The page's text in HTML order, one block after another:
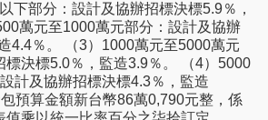
下部分：設計及協辦招標決標5.9％，
萬元至1000萬元部分：設計及協辦
4.4％。 （3）1000萬元至5000萬元
標決標5.0％，監造3.9％。 （4）5000
計及協辦招標決標4.3％，監造
預算金額新台幣86萬0,790元整，係